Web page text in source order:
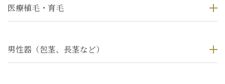
医療植毛・育毛
男性器（包茎、長茎など）